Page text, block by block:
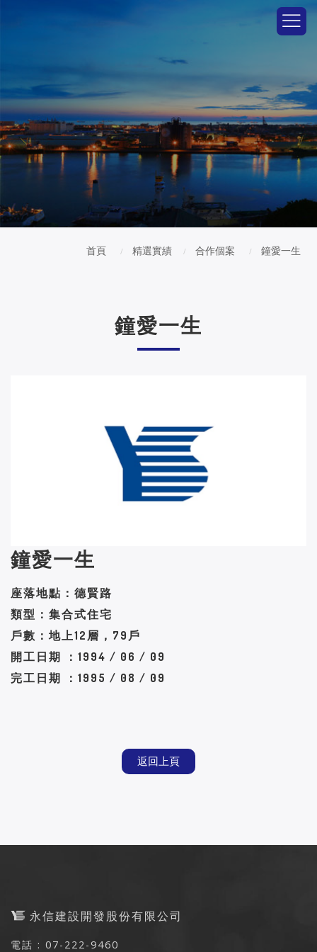
首頁 精選實績 合作個案 鐘愛一生
鐘愛一生
鐘愛一生
座落地點：德賢路
類型：集合式住宅
戶數：地上12層，79戶
開工日期 ：1994 / 06 / 09
完工日期 ：1995 / 08 / 09
返回上頁
永信建設開發股份有限公司
電話 : 07-222-9460